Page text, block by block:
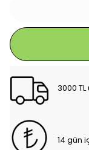
3000
14 gün